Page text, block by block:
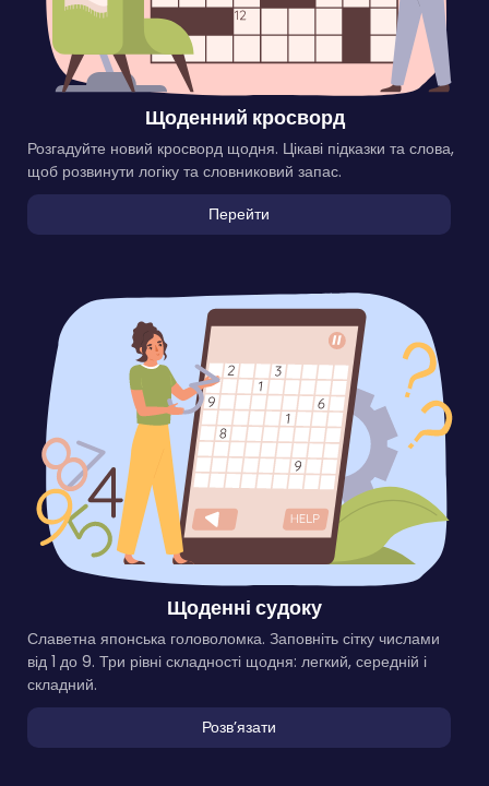
Щоденний кросворд
Розгадуйте новий кросворд щодня. Цікаві підказки та слова,
щоб розвинути логіку та словниковий запас.
Перейти
Щоденні судоку
Славетна японська головоломка. Заповніть сітку числами
від 1 до 9. Три рівні складності щодня: легкий, середній і
складний.
Розвʼязати